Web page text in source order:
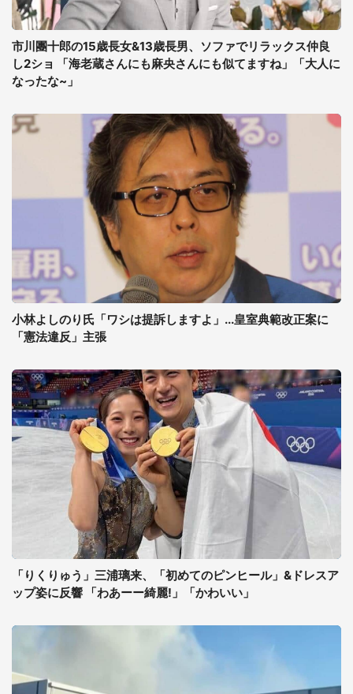
市川團十郎の15歳長女&13歳長男、ソファでリラックス仲良
し2ショ 「海老蔵さんにも麻央さんにも似てますね」「大人に
なったな~」
小林よしのり氏「ワシは提訴しますよ」...皇室典範改正案に
「憲法違反」主張
「りくりゅう」三浦璃来、「初めてのピンヒール」&ドレスア
ップ姿に反響 「わあーー綺麗!」「かわいい」